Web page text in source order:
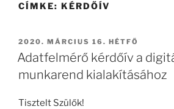
CÍMKE: KÉRDŐÍV
BEKÜLDVE:
2020. MÁRCIUS 16. HÉTFŐ
Adatfelmérő kérdőív a
munkarend kialakításához
Tisztelt Szülők!